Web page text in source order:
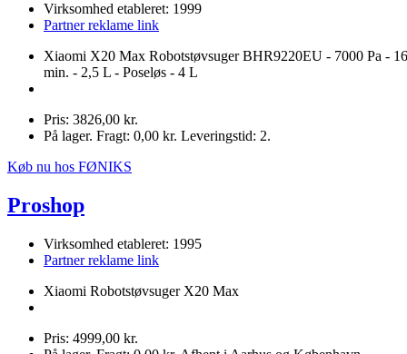
Virksomhed etableret: 1999
Partner reklame link
Xiaomi X20 Max Robotstøvsuger BHR9220EU - 7000 Pa -
min. - 2,5 L - Poseløs - 4 L
Pris: 3826,00 kr.
På lager. Fragt: 0,00 kr. Leveringstid: 2.
Køb nu hos FØNIKS
Proshop
Virksomhed etableret: 1995
Partner reklame link
Xiaomi Robotstøvsuger X20 Max
Pris: 4999,00 kr.